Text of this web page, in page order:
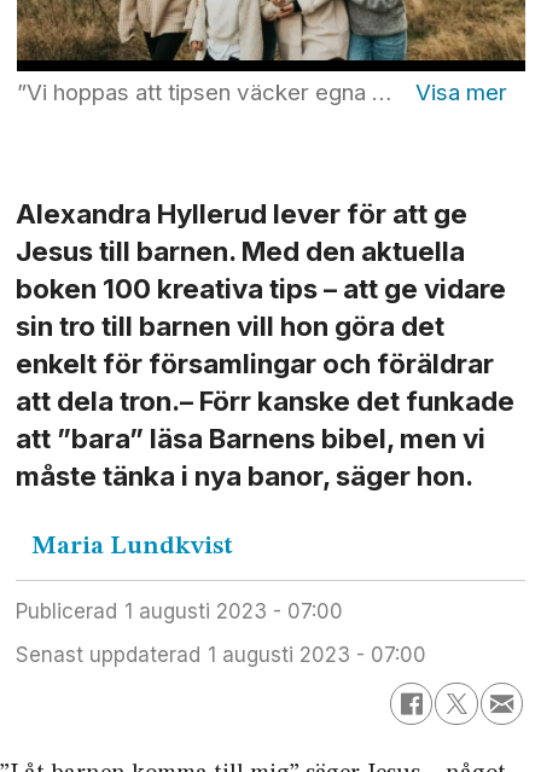
”Vi hoppas att tipsen väcker egna idéer och ger en knuff till alla som har barn runtomkring sig att själva våga vara mer kreativa när vi delar Guds ord”, säger Alexandra Hyllerud. Foto: Privat
Alexandra Hyllerud lever för att ge
Jesus till barnen. Med den aktuella
boken 100 kreativa tips – att ge vidare
sin tro till barnen vill hon göra det
enkelt för församlingar och föräldrar
att dela tron.– Förr kanske det funkade
att ”bara” läsa Barnens bibel, men vi
måste tänka i nya banor, säger hon.
Maria Lundkvist
Publicerad
1 augusti 2023 - 07:00
Senast uppdaterad
1 augusti 2023 - 07:00